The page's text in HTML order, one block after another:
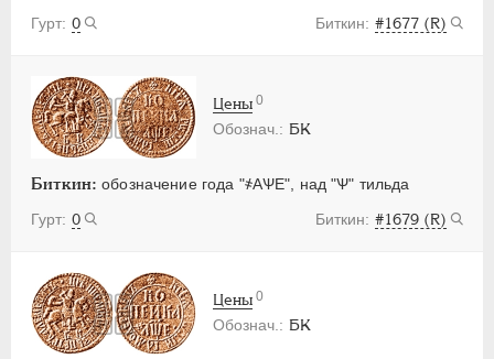
0
#1677 (R)
БК
Биткин: обозначение года "҂АѰЕ", над "Ѱ" тильда
0
#1679 (R)
Цены 0
БК
Цены 0